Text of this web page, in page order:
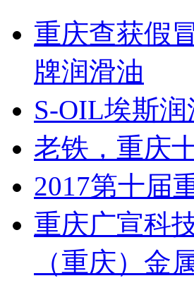
重庆查获假
牌润滑油
S-OIL埃斯
老铁，重庆
2017第十届
重庆广宣科
（重庆）金